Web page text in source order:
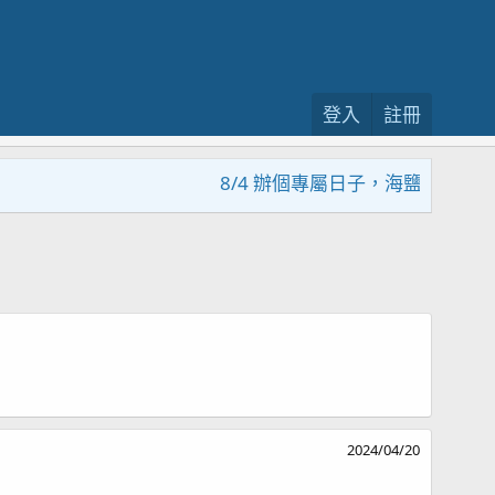
登入 註冊
8/4 辦個專屬日子，海鹽回饋活
2024/04/20